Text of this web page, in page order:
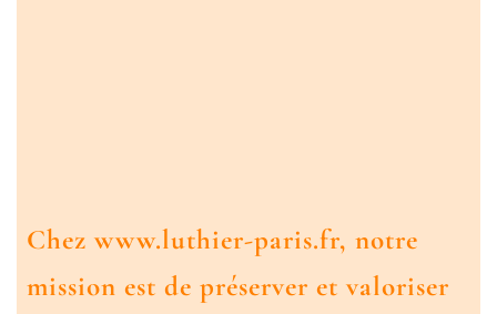
Chez www.luthier-paris.fr, notre
mission est de préserver et valoriser